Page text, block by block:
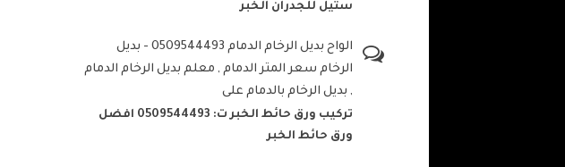
ستيل للجدران الخبر
الواح بديل الرخام الدمام 0509544493 - بديل
الرخام سعر المتر الدمام , معلم بديل الرخام الدمام
, بديل الرخام بالدمام على
تركيب ورق حائط الخبر ت: 0509544493 افضل
ورق حائط الخبر